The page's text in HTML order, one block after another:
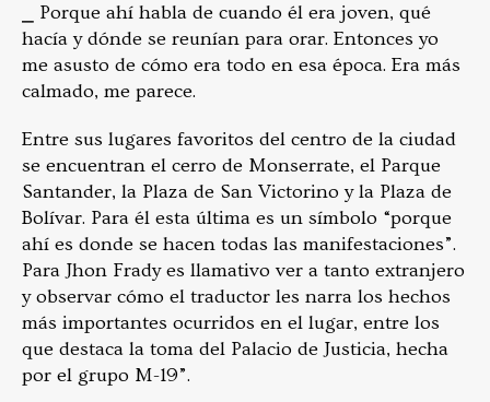
⎯ Porque ahí habla de cuando él era joven, qué
hacía y dónde se reunían para orar. Entonces yo
me asusto de cómo era todo en esa época. Era más
calmado, me parece.
Entre sus lugares favoritos del centro de la ciudad
se encuentran el cerro de Monserrate, el Parque
Santander, la Plaza de San Victorino y la Plaza de
Bolívar. Para él esta última es un símbolo “porque
ahí es donde se hacen todas las manifestaciones”.
Para Jhon Frady es llamativo ver a tanto extranjero
y observar cómo el traductor les narra los hechos
más importantes ocurridos en el lugar, entre los
que destaca la toma del Palacio de Justicia, hecha
por el grupo M-19”.